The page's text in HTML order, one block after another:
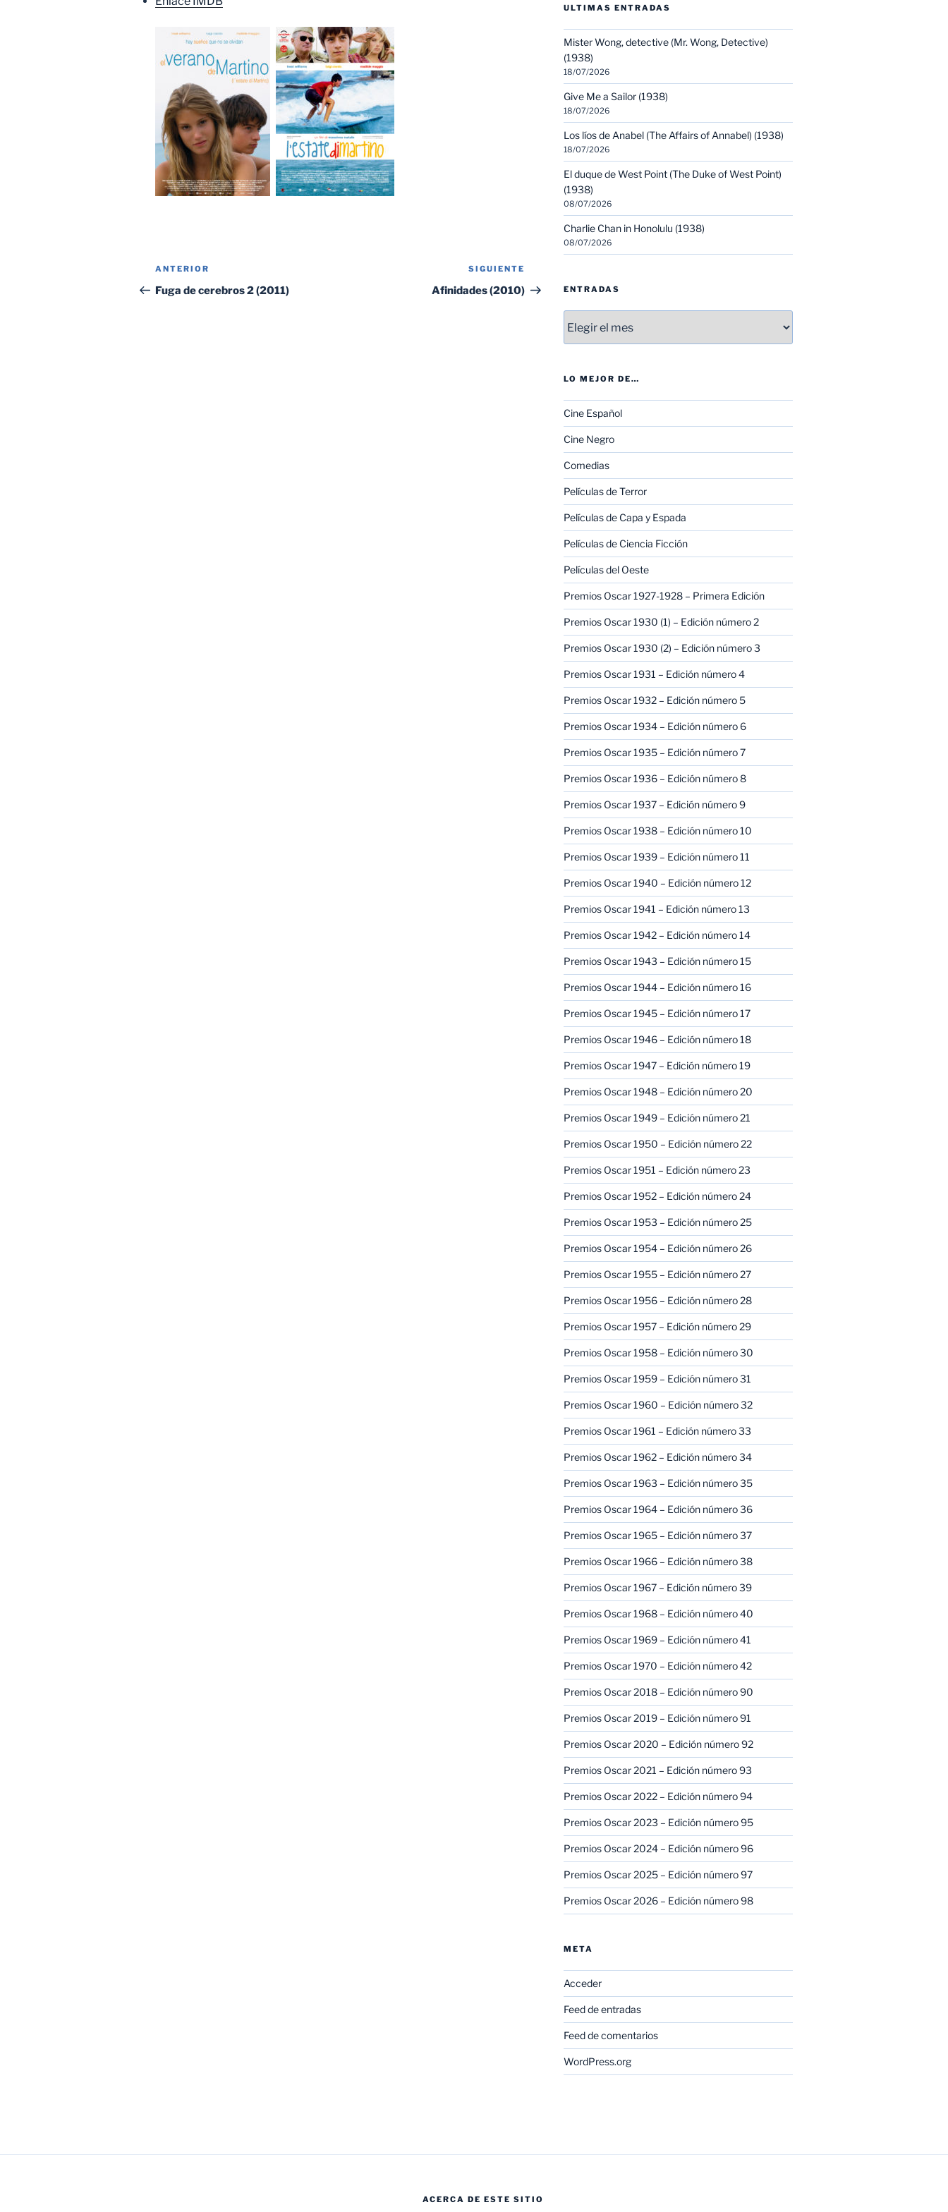
Navegación
de
Entrada
anterior:
ANTERIOR
Fuga de cerebros 2 (2011)
entrada
SIGUIENTE
Afinidades (2010)
ULTIMAS ENTRADAS
Mister Wong, detective (Mr. Wong, Detective)
(1938)
18/07/2026
Give Me a Sailor (1938)
18/07/2026
Los líos de Anabel (The Affairs of Annabel) (1938)
18/07/2026
El duque de West Point (The Duke of West Point)
(1938)
08/07/2026
Charlie Chan in Honolulu (1938)
08/07/2026
ENTRADAS
LO MEJOR DE…
Cine Español
Cine Negro
Comedias
Películas de Terror
Películas de Capa y Espada
Películas de Ciencia Ficción
Películas del Oeste
Premios Oscar 1927-1928 – Primera Edición
Premios Oscar 1930 (1) – Edición número 2
Premios Oscar 1930 (2) – Edición número 3
Premios Oscar 1931 – Edición número 4
Premios Oscar 1932 – Edición número 5
Premios Oscar 1934 – Edición número 6
Premios Oscar 1935 – Edición número 7
Premios Oscar 1936 – Edición número 8
Premios Oscar 1937 – Edición número 9
Premios Oscar 1938 – Edición número 10
Premios Oscar 1939 – Edición número 11
Premios Oscar 1940 – Edición número 12
Premios Oscar 1941 – Edición número 13
Premios Oscar 1942 – Edición número 14
Premios Oscar 1943 – Edición número 15
Premios Oscar 1944 – Edición número 16
Premios Oscar 1945 – Edición número 17
Premios Oscar 1946 – Edición número 18
Premios Oscar 1947 – Edición número 19
Premios Oscar 1948 – Edición número 20
Premios Oscar 1949 – Edición número 21
Premios Oscar 1950 – Edición número 22
Premios Oscar 1951 – Edición número 23
Premios Oscar 1952 – Edición número 24
Premios Oscar 1953 – Edición número 25
Premios Oscar 1954 – Edición número 26
Premios Oscar 1955 – Edición número 27
Premios Oscar 1956 – Edición número 28
Premios Oscar 1957 – Edición número 29
Premios Oscar 1958 – Edición número 30
Premios Oscar 1959 – Edición número 31
Premios Oscar 1960 – Edición número 32
Premios Oscar 1961 – Edición número 33
Premios Oscar 1962 – Edición número 34
Premios Oscar 1963 – Edición número 35
Premios Oscar 1964 – Edición número 36
Premios Oscar 1965 – Edición número 37
Premios Oscar 1966 – Edición número 38
Premios Oscar 1967 – Edición número 39
Premios Oscar 1968 – Edición número 40
Premios Oscar 1969 – Edición número 41
Premios Oscar 1970 – Edición número 42
Premios Oscar 2018 – Edición número 90
Premios Oscar 2019 – Edición número 91
Premios Oscar 2020 – Edición número 92
Premios Oscar 2021 – Edición número 93
Premios Oscar 2022 – Edición número 94
Premios Oscar 2023 – Edición número 95
Premios Oscar 2024 – Edición número 96
Premios Oscar 2025 – Edición número 97
Premios Oscar 2026 – Edición número 98
META
Acceder
Feed de entradas
Feed de comentarios
WordPress.org
ACERCA DE ESTE SITIO